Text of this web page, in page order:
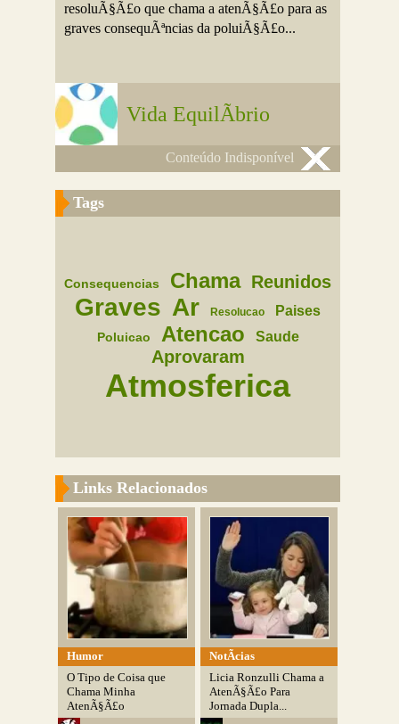
resoluÃ§Ã£o que chama a atenÃ§Ã£o para as
graves consequÃªncias da poluiÃ§Ã£o...
Vida EquilÃ­brio
Conteúdo Indisponível
Tags
Consequencias Chama Reunidos
Graves Ar Resolucao Paises
Poluicao Atencao Saude
Aprovaram
Atmosferica
Links Relacionados
Humor
O Tipo de Coisa que
Chama Minha
AtenÃ§Ã£o
NotÃ­cias
Licia Ronzulli Chama a
AtenÃ§Ã£o Para
Jornada Dupla...